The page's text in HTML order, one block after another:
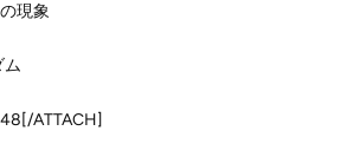
現象
ム
ATTACH]